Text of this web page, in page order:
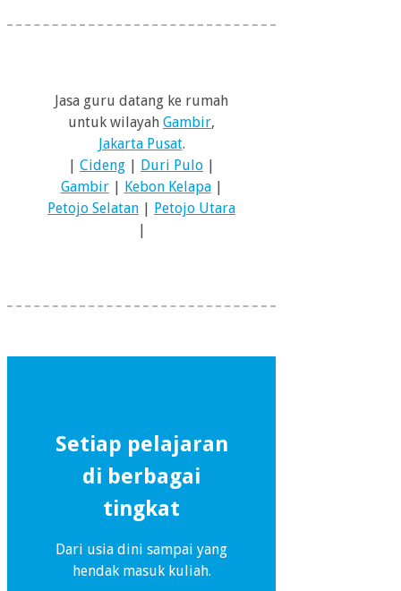
Jasa guru datang ke rumah
untuk wilayah Gambir,
Jakarta Pusat.
| Cideng | Duri Pulo |
Gambir| Kebon Kelapa|
Petojo Selatan | Petojo Utara
|
Setiap pelajaran
di berbagai
tingkat
Dari usia dini sampai yang
hendak masuk kuliah.